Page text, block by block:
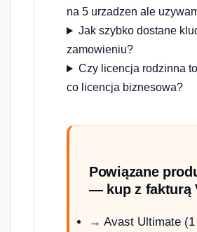
na 5 urzadzen ale
Jak szybko dostane
zamowieniu?
Czy licencja rodzinna
co licencja biznesowa?
Powiązane
— kup z fakturą
→ Avast Ultimate (1